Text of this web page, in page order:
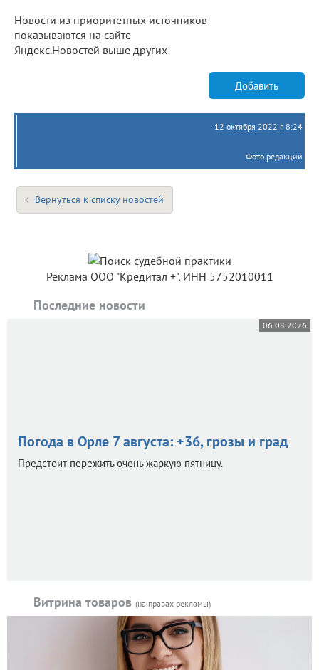
Новости из приоритетных источников
показываются на сайте
Яндекс.Новостей выше других
Добавить
12 октября 2022 г. 8:24
Фото редакции
Вернуться к списку новостей
Реклама ООО "Кредитал +", ИНН 5752010011
Последние новости
06.08.2026
Погода в Орле 7 августа: +36, грозы и град
Предстоит пережить очень жаркую пятницу.
Витрина товаров (на правах рекламы)